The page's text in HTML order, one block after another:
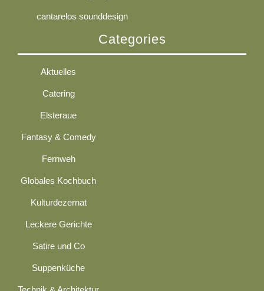
cantarelos sounddesign
Categories
Aktuelles
Catering
Elsteraue
Fantasy & Comedy
Fernweh
Globales Kochbuch
Kulturdezernat
Leckere Gerichte
Satire und Co
Suppenküche